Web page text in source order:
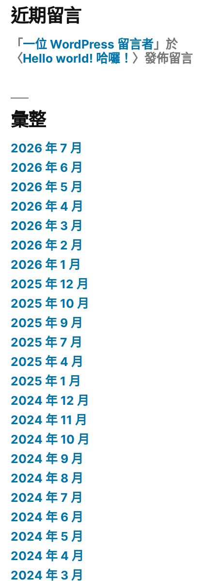
近期留言
「 一位 WordPress 留言者 」於
〈Hello world! 哈囉！ 〉發佈留言
彙整
2026 年 7 月
2026 年 6 月
2026 年 5 月
2026 年 4 月
2026 年 3 月
2026 年 2 月
2026 年 1 月
2025 年 12 月
2025 年 10 月
2025 年 9 月
2025 年 7 月
2025 年 4 月
2025 年 1 月
2024 年 12 月
2024 年 11 月
2024 年 10 月
2024 年 9 月
2024 年 8 月
2024 年 7 月
2024 年 6 月
2024 年 5 月
2024 年 4 月
2024 年 3 月